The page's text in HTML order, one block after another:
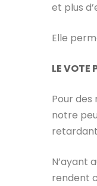
et plus
Elle
LE VOTE
Pour
notre
N’ayant
rendent